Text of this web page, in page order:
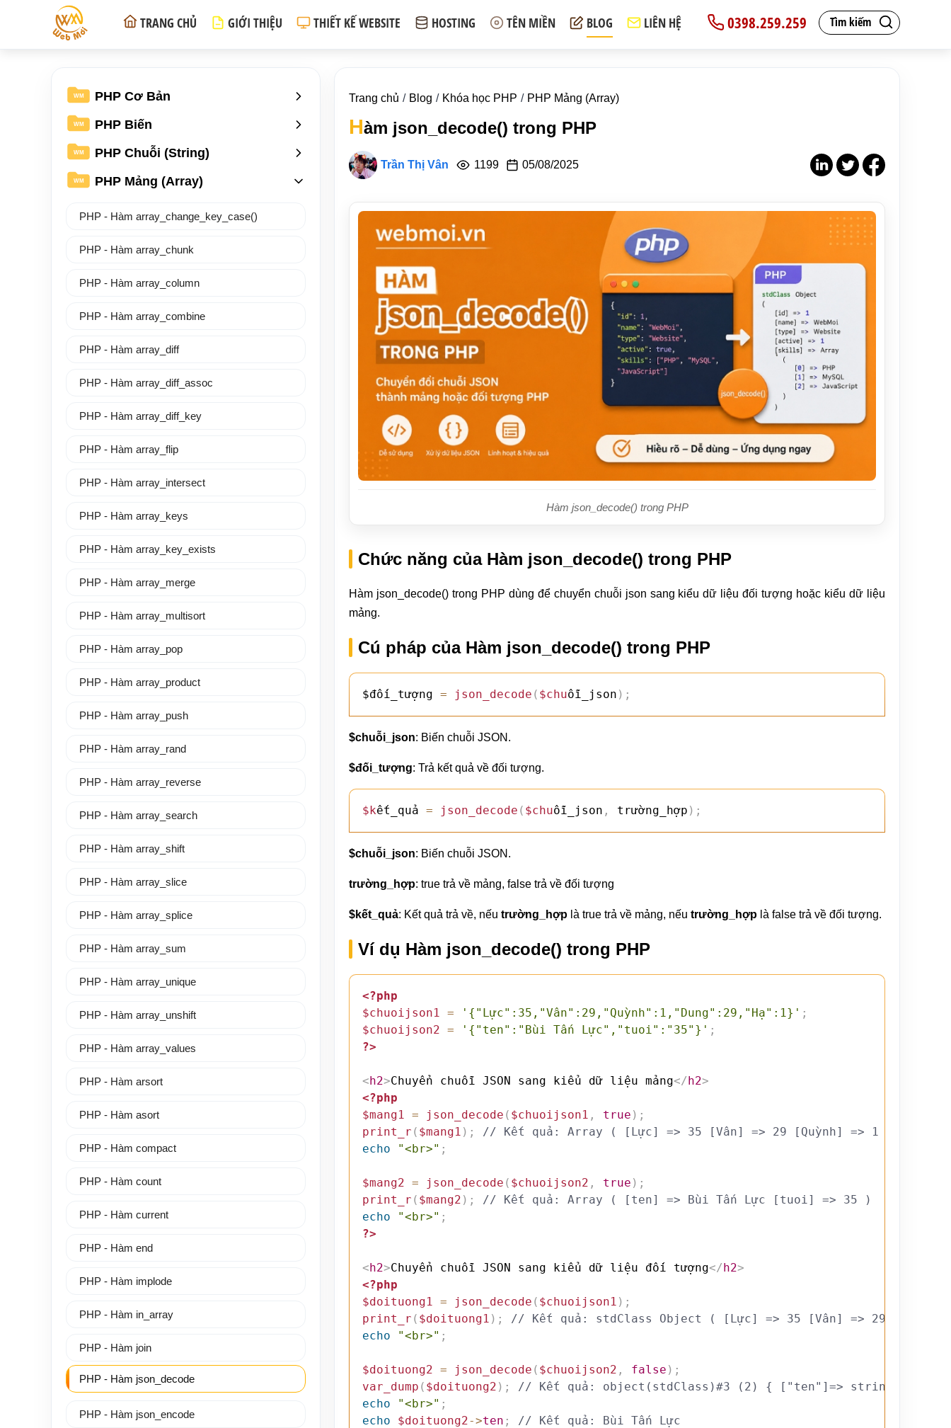
Tìm kiếm
0398.259.259
TRANG CHỦ GIỚI THIỆU THIẾT KẾ WEBSITE HOSTING TÊN MIỀN BLOG LIÊN HỆ
Trang chủ Blog Khóa học PHP PHP Mảng (Array)
Hàm json_decode() trong PHP
Trần Thị Vân 1199 05/08/2025
Hàm json_decode() trong PHP
Chức năng của Hàm json_decode() trong PHP
Hàm json_decode() trong PHP dùng để chuyển chuỗi json sang kiểu dữ liệu đối tượng hoặc kiểu dữ liệu
mảng.
Cú pháp của Hàm json_decode() trong PHP
$đối_tượng = json_decode ( $chuỗi_json ) ;
$chuỗi_json: Biến chuỗi JSON.
$đối_tượng: Trả kết quả về đối tượng.
$kết_quả = json_decode ( $chuỗi_json , trường_hợp ) ;
$chuỗi_json: Biến chuỗi JSON.
trường_hợp: true trả về mảng, false trả về đối tượng
$kết_quả: Kết quả trả về, nếu trường_hợp là true trả về mảng, nếu trường_hợp là false trả về đối tượng.
Ví dụ Hàm json_decode() trong PHP
<?php
$chuoijson1 = '{"Lực":35,"Vân":29,"Quỳnh":1,"Dung":29,"Hạ":1}' ;
$chuoijson2 = '{"ten":"Bùi Tấn Lực","tuoi":"35"}' ;
?>
<h2>Chuyển chuỗi JSON sang kiểu dữ liệu mảng</h2>
<?php
$mang1 = json_decode ( $chuoijson1 , true ) ;
print_r ( $mang1 ) ;
// Kết quả: Array ( [Lực] => 35 [Vân] => 29 [Quỳnh] => 1 [Dung]
echo
"<br>" ;
$mang2 = json_decode ( $chuoijson2 , true ) ;
print_r ( $mang2 ) ;
// Kết quả: Array ( [ten] => Bùi Tấn Lực [tuoi] => 35 )
echo
"<br>" ;
?>
<h2>Chuyển chuỗi JSON sang kiểu dữ liệu đối tượng</h2>
<?php
$doituong1 = json_decode ( $chuoijson1 ) ;
print_r ( $doituong1 ) ;
// Kết quả: stdClass Object ( [Lực] => 35 [Vân] => 29 [Quỳnh]
echo
"<br>" ;
$doituong2 = json_decode ( $chuoijson2 , false ) ;
var_dump ( $doituong2 ) ;
// Kết quả: object(stdClass)#3 (2) { ["ten"]=> string(16)
echo
"<br>" ;
echo
$doituong2->ten ;
// Kết quả: Bùi Tấn Lực
WM PHP Cơ Bản
WM PHP Biến
WM PHP Chuỗi (String)
WM PHP Mảng (Array)
PHP - Hàm array_change_key_case()
PHP - Hàm array_chunk
PHP - Hàm array_column
PHP - Hàm array_combine
PHP - Hàm array_diff
PHP - Hàm array_diff_assoc
PHP - Hàm array_diff_key
PHP - Hàm array_flip
PHP - Hàm array_intersect
PHP - Hàm array_keys
PHP - Hàm array_key_exists
PHP - Hàm array_merge
PHP - Hàm array_multisort
PHP - Hàm array_pop
PHP - Hàm array_product
PHP - Hàm array_push
PHP - Hàm array_rand
PHP - Hàm array_reverse
PHP - Hàm array_search
PHP - Hàm array_shift
PHP - Hàm array_slice
PHP - Hàm array_splice
PHP - Hàm array_sum
PHP - Hàm array_unique
PHP - Hàm array_unshift
PHP - Hàm array_values
PHP - Hàm arsort
PHP - Hàm asort
PHP - Hàm compact
PHP - Hàm count
PHP - Hàm current
PHP - Hàm end
PHP - Hàm implode
PHP - Hàm in_array
PHP - Hàm join
PHP - Hàm json_decode
PHP - Hàm json_encode